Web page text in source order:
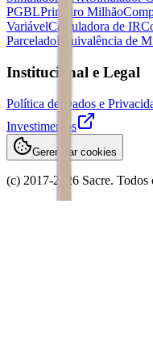
PGBLPrimeiro Milhão
VariávelCalculadora de IR
ParceladoEquivalência de
Institucional e Legal
Política de Dados e
Investimentos
Gerenciar cookies
(c) 2017-2026 Sacre. Todos